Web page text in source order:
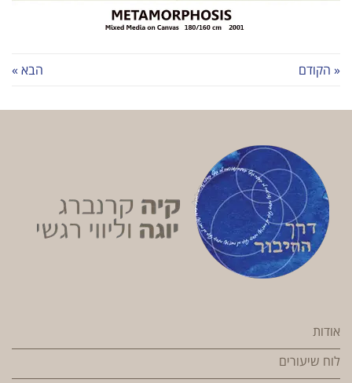
« הקודם הבא »
אודות
לוח שיעורים